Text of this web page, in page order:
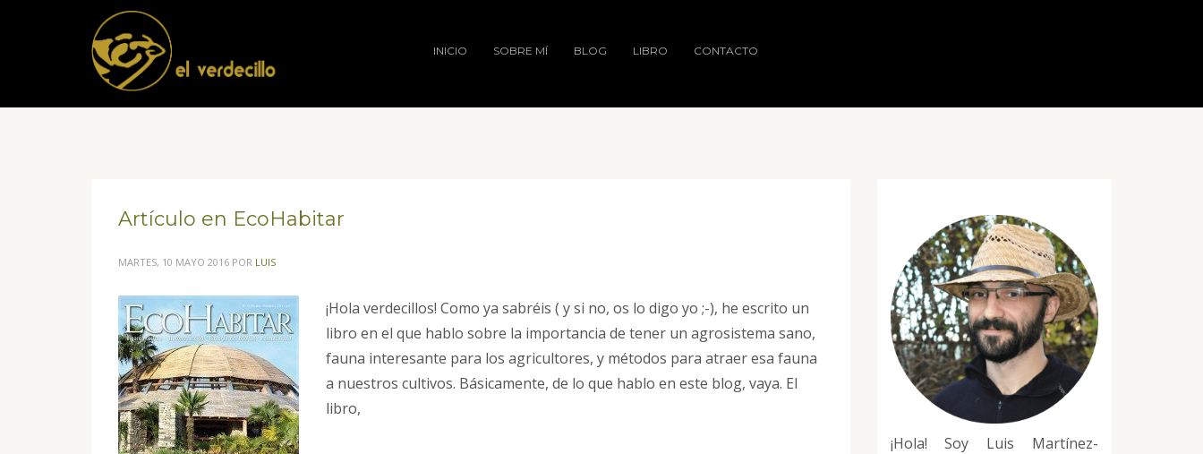
INICIO SOBRE MÍ BLOG LIBRO CONTACTO
Artículo en EcoHabitar
MARTES, 10 MAYO 2016 POR LUIS
¡Hola verdecillos! Como ya sabréis ( y si no, os lo digo yo ;-), he escrito un
libro en el que hablo sobre la importancia de tener un agrosistema sano,
fauna interesante para los agricultores, y métodos para atraer esa fauna
a nuestros cultivos. Básicamente, de lo que hablo en este blog, vaya. El
libro,
¡Hola! Soy Luis Martínez-